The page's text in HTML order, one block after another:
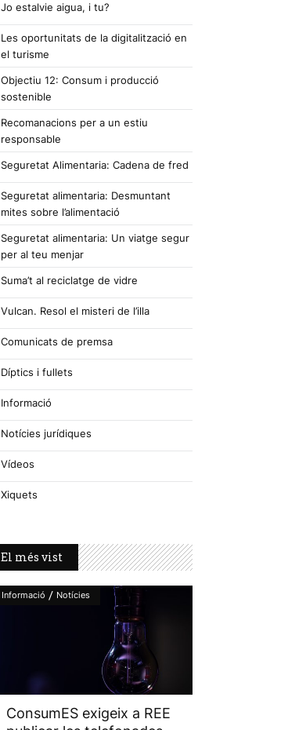
Jo estalvie aigua, i tu?
Les oportunitats de la digitalització en
el turisme
Objectiu 12: Consum i producció
sostenible
Recomanacions per a un estiu
responsable
Seguretat Alimentaria: Cadena de fred
Seguretat alimentaria: Desmuntant
mites sobre l’alimentació
Seguretat alimentaria: Un viatge segur
per al teu menjar
Suma’t al reciclatge de vidre
Vulcan. Resol el misteri de l’illa
Comunicats de premsa
Díptics i fullets
Informació
Notícies jurídiques
Vídeos
Xiquets
El més vist
Informació / Notícies
ConsumES exigeix a REE